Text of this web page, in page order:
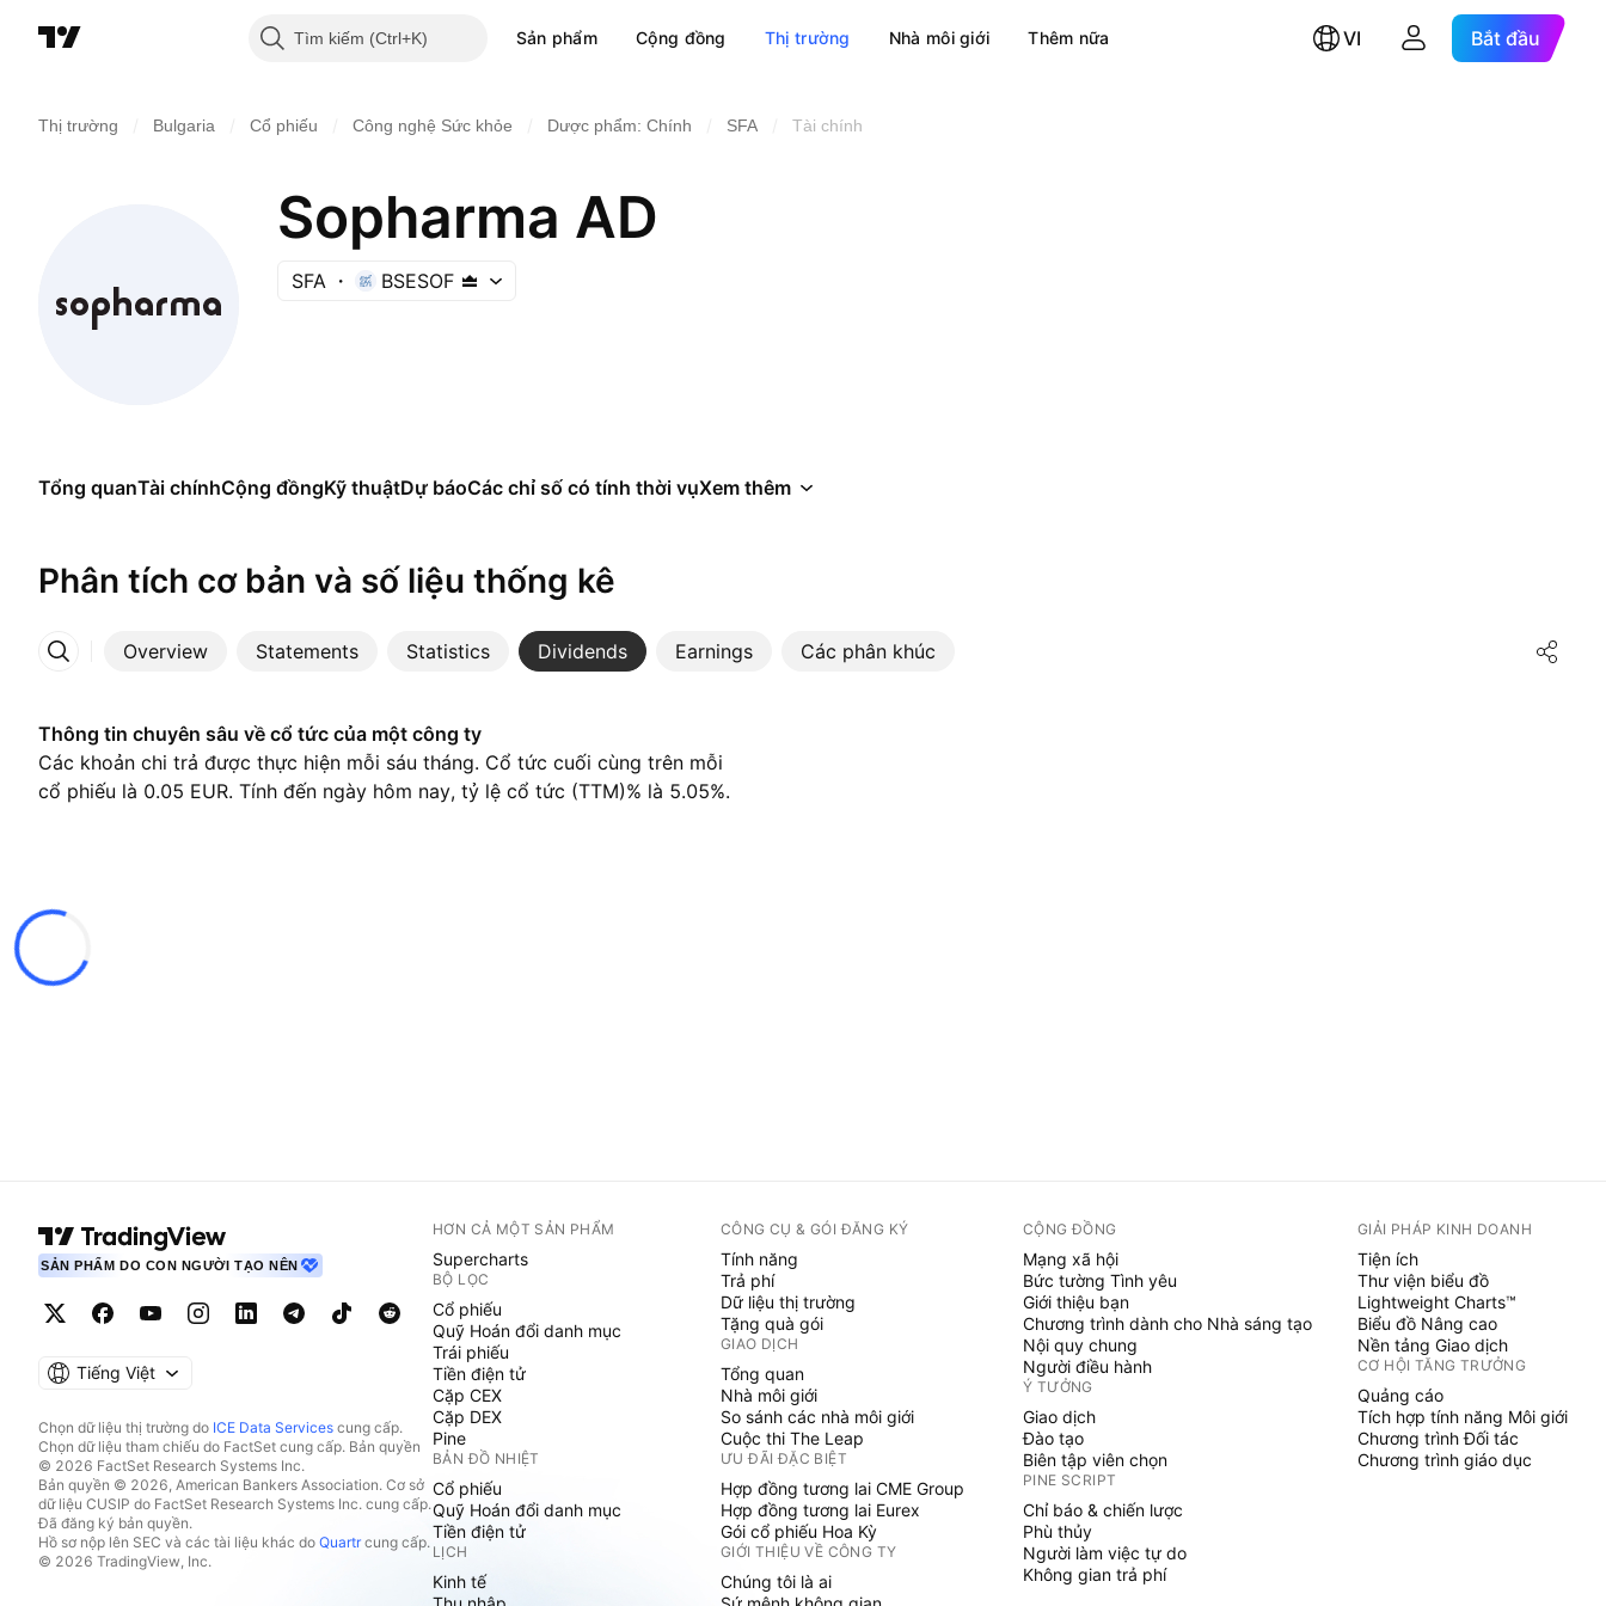
Tìm kiếm Sản phẩm Cộng đồng Thị trường Nhà môi giới Thêm nữa VI Bắt đầu
Thị trường Bulgaria Cổ phiếu Công nghệ Sức khỏe Dược phẩm: Chính SFA Tài chính
Sopharma AD
SFA BSESOF
Tổng quanTài chínhCộng đồngKỹ thuậtDự báoCác chỉ số có tính thời vụXem thêm
Phân tích cơ bản và số liệu thống kê
Overview Statements Statistics Dividends Earnings Các phân khúc
More
Thông tin chuyên sâu về cổ tức của một công ty
Các khoản chi trả được thực hiện mỗi sáu tháng. Cổ tức cuối cùng trên mỗi
cổ phiếu là 0.05 EUR. Tính đến ngày hôm nay, tỷ lệ cổ tức (TTM)% là 5.05%.
SẢN PHẨM DO CON NGƯỜI TẠO NÊN
Tiếng Việt
Chọn dữ liệu thị trường do ICE Data Services cung cấp.
Chọn dữ liệu tham chiếu do FactSet cung cấp. Bản quyền
© 2026 FactSet Research Systems Inc.
Bản quyền © 2026, American Bankers Association. Cơ sở
dữ liệu CUSIP do FactSet Research Systems Inc. cung cấp.
Đã đăng ký bản quyền.
Hồ sơ nộp lên SEC và các tài liệu khác do Quartrcung cấp.
© 2026 TradingView, Inc.
HƠN CẢ MỘT SẢN PHẨM
Supercharts
BỘ LỌC
Cổ phiếu
Quỹ Hoán đổi danh mục
Trái phiếu
Tiền điện tử
Cặp CEX
Cặp DEX
Pine
BẢN ĐỒ NHIỆT
Cổ phiếu
Quỹ Hoán đổi danh mục
Tiền điện tử
LỊCH
Kinh tế
CÔNG CỤ & GÓI ĐĂNG KÝ
Tính năng
Trả phí
Dữ liệu thị trường
Tặng quà gói
GIAO DỊCH
Tổng quan
Nhà môi giới
So sánh các nhà môi giới
Cuộc thi The Leap
ƯU ĐÃI ĐẶC BIỆT
Hợp đồng tương lai CME Group
Hợp đồng tương lai Eurex
Gói cổ phiếu Hoa Kỳ
GIỚI THIỆU VỀ CÔNG TY
Chúng tôi là ai
CỘNG ĐỒNG
Mạng xã hội
Bức tường Tình yêu
Giới thiệu bạn
Chương trình dành cho Nhà sáng tạo
Nội quy chung
Người điều hành
Ý TƯỞNG
Giao dịch
Đào tạo
Biên tập viên chọn
PINE SCRIPT
Chỉ báo & chiến lược
Phù thủy
Người làm việc tự do
Không gian trả phí
GIẢI PHÁP KINH DOANH
Tiện ích
Thư viện biểu đồ
Lightweight Charts™
Biểu đồ Nâng cao
Nền tảng Giao dịch
CƠ HỘI TĂNG TRƯỞNG
Quảng cáo
Tích hợp tính năng Môi giới
Chương trình Đối tác
Chương trình giáo dục